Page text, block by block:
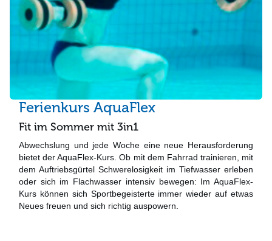
Ferienkurs AquaFlex
Fit im Sommer mit 3in1
Abwechslung und jede Woche eine neue Herausforderung
bietet der AquaFlex-Kurs. Ob mit dem Fahrrad trainieren, mit
dem Auftriebsgürtel Schwerelosigkeit im Tiefwasser erleben
oder sich im Flachwasser intensiv bewegen: Im AquaFlex-
Kurs können sich Sportbegeisterte immer wieder auf etwas
Neues freuen und sich richtig auspowern.